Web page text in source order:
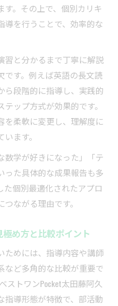
。その上で、個別カリキ
導を行うことで、効率的な
習と分かるまで丁寧に解説
です。例えば英語の長文読
ら段階的に指導し、実践的
ップ方式が効果的です。
を柔軟に変更し、理解度に
ます。
数学が好きになった」「テ
った具体的な成果報告も多
た個別最適化されたアプロ
ながる理由です。
め方と比較ポイント
ためには、指導内容や講師
など多角的な比較が重要で
ストワンPocket太田藤阿久
指導形態が特徴で、部活動